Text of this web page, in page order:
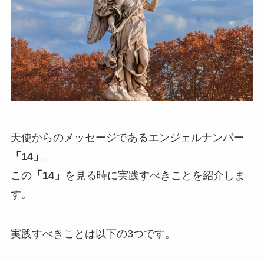
天使からのメッセージであるエンジェルナンバー
「14」 。
この「14」 を見る時に実践すべきことを紹介しま
す。
実践すべきことは以下の3つです。